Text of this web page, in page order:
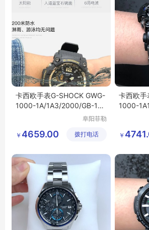
卡西欧手表G-SHOCK GWG-
1000-1A/1A3/2000/GB-1A/
阜阳菲勒
公司
￥ 4659.00 拨打电话
卡西欧
1000-
￥